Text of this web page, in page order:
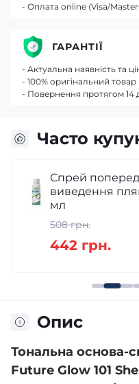
Часто
Спрей
виведення
мл
508 грн.
442 грн.
Опис
Тональна основа-
Future Glow 101
- Оплата online (Visa/
ГАРАНТІЇ
- Актуальна наявність та
- 100% оригінальний товар
- Повернення протягом 14